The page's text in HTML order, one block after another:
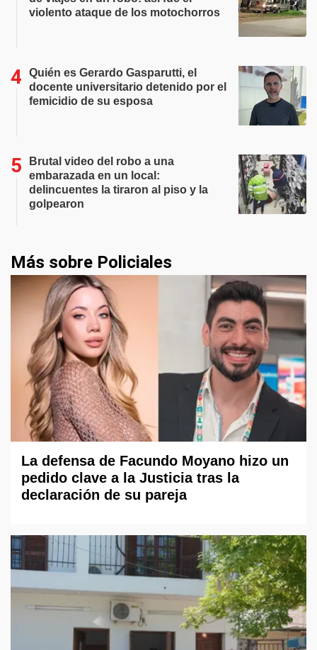
violento ataque de los motochorros
Quién es Gerardo Gasparutti, el
docente universitario detenido por el
femicidio de su esposa
Brutal video del robo a una
embarazada en un local:
delincuentes la tiraron al piso y la
golpearon
Más sobre Policiales
La defensa de Facundo Moyano hizo un
pedido clave a la Justicia tras la
declaración de su pareja